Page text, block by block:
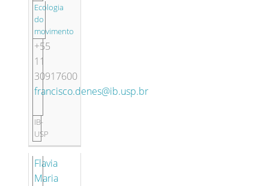
Ecologia
do
movimento
+55
11
30917600
francisco.denes@ib.usp.br
IB-
USP
Flavia
Maria